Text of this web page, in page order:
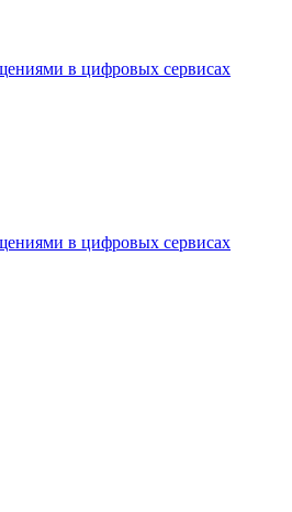
в цифровых сервисах
в цифровых сервисах